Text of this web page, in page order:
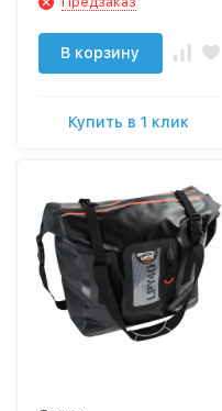
В корзину
Купить в 1 клик